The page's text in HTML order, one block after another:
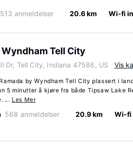
513 anmeldelser 20.6 km Wi-fi
Wyndham Tell City
Dr, Tell City, Indiana 47586, US Vis
by Wyndham Tell City plassert i
5 minutter å kjøre fra både Tipsaw Lake
... Les Mer
568 anmeldelser 20.9 km Wi-fi